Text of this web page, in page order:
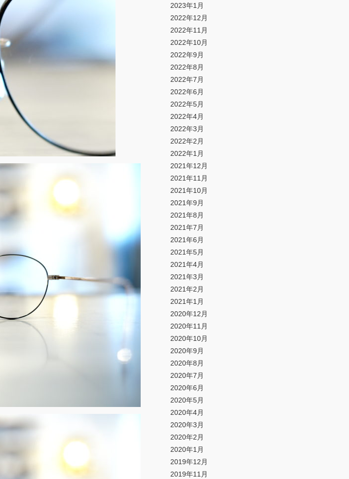
2023年1月
2022年12月
2022年11月
2022年10月
2022年9月
2022年8月
2022年7月
2022年6月
2022年5月
2022年4月
2022年3月
2022年2月
2022年1月
2021年12月
2021年11月
2021年10月
2021年9月
2021年8月
2021年7月
2021年6月
2021年5月
2021年4月
2021年3月
2021年2月
2021年1月
2020年12月
2020年11月
2020年10月
2020年9月
2020年8月
2020年7月
2020年6月
2020年5月
2020年4月
2020年3月
2020年2月
2020年1月
2019年12月
2019年11月